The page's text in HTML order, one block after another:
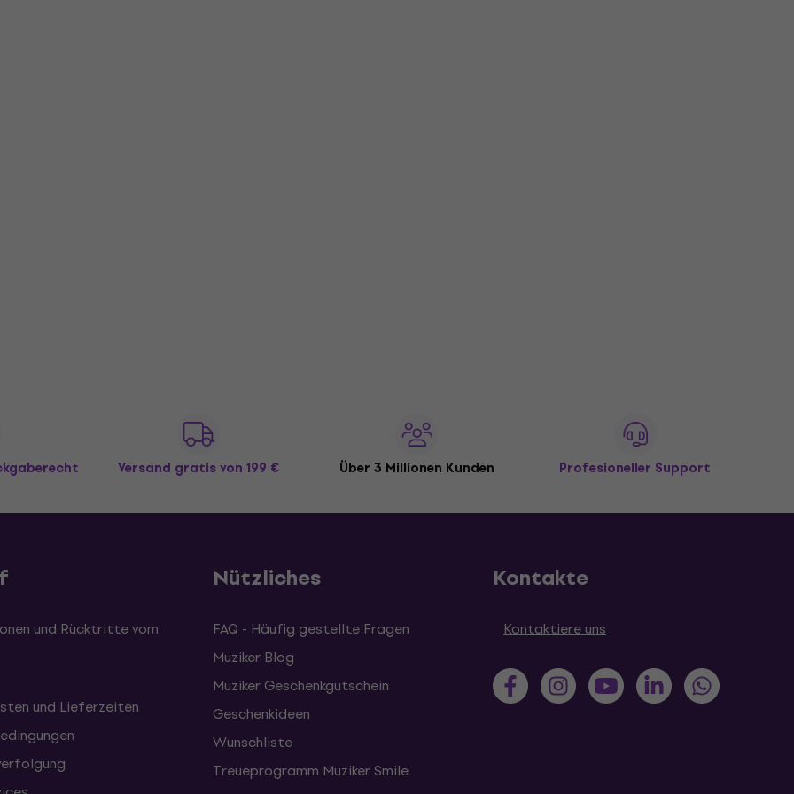
Versand gratisvon 199 € Über 3 Millionen Kunden Profesioneller Support
und Rücktritte vom
und Lieferzeiten
Nützliches
FAQ - Häufig gestellte Fragen
Muziker Blog
Muziker Geschenkgutschein
Geschenkideen
Wunschliste
Treueprogramm Muziker Smile
Kontakte
Kontaktiere uns